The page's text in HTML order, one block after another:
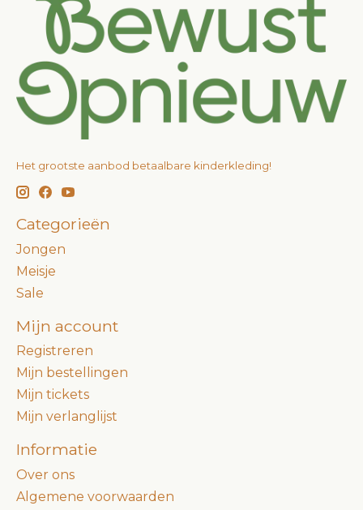
Het grootste aanbod betaalbare kinderkleding!
Categorieën
Jongen
Meisje
Sale
Mijn account
Registreren
Mijn bestellingen
Mijn tickets
Mijn verlanglijst
Informatie
Over ons
Algemene voorwaarden